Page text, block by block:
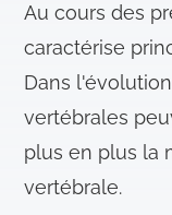
Au cours des
caractérise
Dans
vertébrales
plus en plus la
vertébrale.